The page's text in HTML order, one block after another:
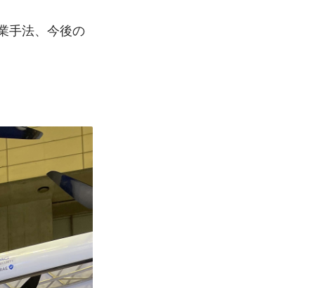
手法、今後の